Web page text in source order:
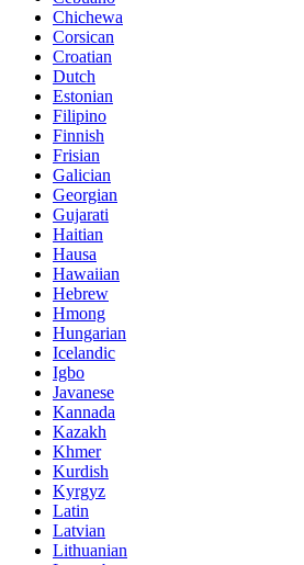
Chichewa
Corsican
Croatian
Dutch
Estonian
Filipino
Finnish
Frisian
Galician
Georgian
Gujarati
Haitian
Hausa
Hawaiian
Hebrew
Hmong
Hungarian
Icelandic
Igbo
Javanese
Kannada
Kazakh
Khmer
Kurdish
Kyrgyz
Latin
Latvian
Lithuanian